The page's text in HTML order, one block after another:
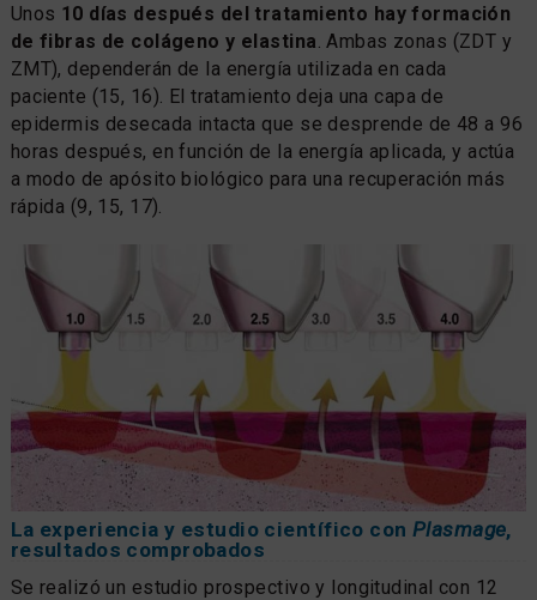
Unos 10 días después del tratamiento hay formación
de fibras de colágeno y elastina . Ambas zonas (ZDT y
ZMT), dependerán de la energía utilizada en cada
paciente (15, 16). El tratamiento deja una capa de
epidermis desecada intacta que se desprende de 48 a 96
horas después, en función de la energía aplicada, y actúa
a modo de apósito biológico para una recuperación más
rápida (9, 15, 17).
La experiencia y estudio científico con Plasmage,
resultados comprobados
Se realizó un estudio prospectivo y longitudinal con 12